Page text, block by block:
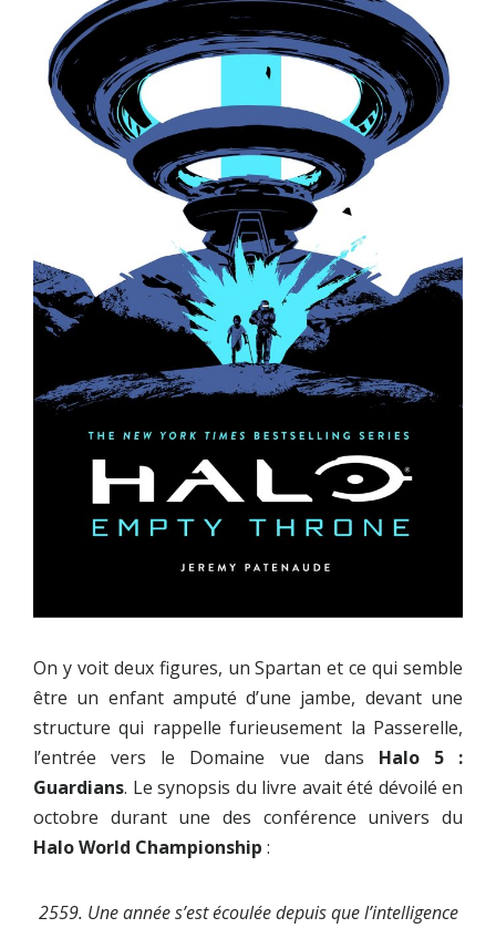
On y voit deux figures, un Spartan et ce qui semble
être un enfant amputé d’une jambe, devant une
structure qui rappelle furieusement la Passerelle,
l’entrée vers le Domaine vue dans Halo 5 :
Guardians. Le synopsis du livre avait été dévoilé en
octobre durant une des conférence univers du
Halo World Championship :
2559. Une année s’est écoulée depuis que l’intelligence